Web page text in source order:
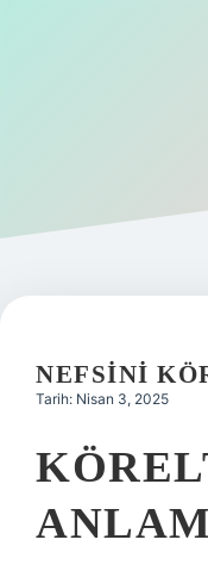
Gizlilik Politikası
Yasal Uyarı
NEFSINI
Tarih: Nisan 3, 2025